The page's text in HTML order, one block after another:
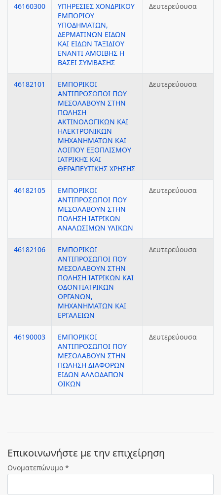
46160300
ΥΠΗΡΕΣΙΕΣ ΧΟΝΔΡΙΚΟΥ
ΕΜΠΟΡΙΟΥ
ΥΠΟΔΗΜΑΤΩΝ,
ΔΕΡΜΑΤΙΝΩΝ ΕΙΔΩΝ
ΚΑΙ ΕΙΔΩΝ ΤΑΞΙΔΙΟΥ
ΕΝΑΝΤΙ ΑΜΟΙΒΗΣ Η
ΒΑΣΕΙ ΣΥΜΒΑΣΗΣ
Δευτερεύουσα
46182101
ΕΜΠΟΡΙΚΟΙ
ΑΝΤΙΠΡΟΣΩΠΟΙ ΠΟΥ
ΜΕΣΟΛΑΒΟΥΝ ΣΤΗΝ
ΠΩΛΗΣΗ
ΑΚΤΙΝΟΛΟΓΙΚΩΝ ΚΑΙ
ΗΛΕΚΤΡΟΝΙΚΩΝ
ΜΗΧΑΝΗΜΑΤΩΝ ΚΑΙ
ΛΟΙΠΟΥ ΕΞΟΠΛΙΣΜΟΥ
ΙΑΤΡΙΚΗΣ ΚΑΙ
ΘΕΡΑΠΕΥΤΙΚΗΣ ΧΡΗΣΗΣ
Δευτερεύουσα
46182105
ΕΜΠΟΡΙΚΟΙ
ΑΝΤΙΠΡΟΣΩΠΟΙ ΠΟΥ
ΜΕΣΟΛΑΒΟΥΝ ΣΤΗΝ
ΠΩΛΗΣΗ ΙΑΤΡΙΚΩΝ
ΑΝΑΛΩΣΙΜΩΝ ΥΛΙΚΩΝ
Δευτερεύουσα
46182106
ΕΜΠΟΡΙΚΟΙ
ΑΝΤΙΠΡΟΣΩΠΟΙ ΠΟΥ
ΜΕΣΟΛΑΒΟΥΝ ΣΤΗΝ
ΠΩΛΗΣΗ ΙΑΤΡΙΚΩΝ ΚΑΙ
ΟΔΟΝΤΙΑΤΡΙΚΩΝ
ΟΡΓΑΝΩΝ,
ΜΗΧΑΝΗΜΑΤΩΝ ΚΑΙ
ΕΡΓΑΛΕΙΩΝ
Δευτερεύουσα
46190003
ΕΜΠΟΡΙΚΟΙ
ΑΝΤΙΠΡΟΣΩΠΟΙ ΠΟΥ
ΜΕΣΟΛΑΒΟΥΝ ΣΤΗΝ
ΠΩΛΗΣΗ ΔΙΑΦΟΡΩΝ
ΕΙΔΩΝ ΑΛΛΟΔΑΠΩΝ
ΟΙΚΩΝ
Δευτερεύουσα
Eπικοινωνήστε με την επιχείρηση
Ονοματεπώνυμο *